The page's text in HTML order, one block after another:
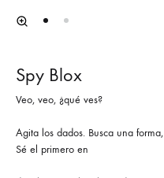
Spy Blox
Veo, veo, ¿qué ves?
Agita los dados. Busca una
Sé el primero en